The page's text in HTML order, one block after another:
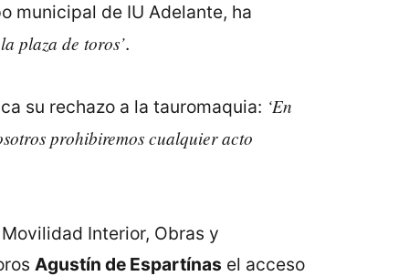
municipal de IU Adelante, ha
plaza de toros’.
su rechazo a la tauromaquia: ‘En
prohibiremos cualquier acto
Interior, Obras y
Agustín de Espartínas el acceso